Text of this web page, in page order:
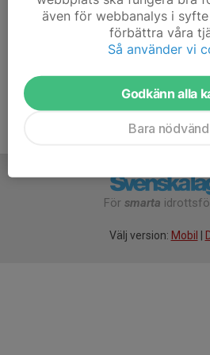
Megimtare Haxha
Ledare F-16 (F7)
Mobil/telefon visas bara för
För smarta
Välj version: Mobil
även för webbanalys i
förbättra våra
Så använder vi
Godkänn alla
Bara